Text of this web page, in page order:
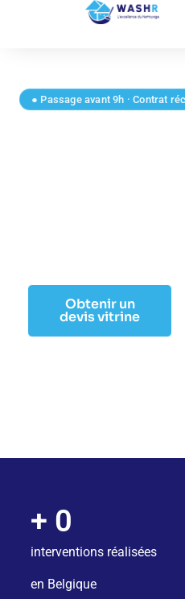
● Passage avant 9h · Contrat
Obtenir un
devis vitrine
interventions réalisées
en Belgique
+ 0